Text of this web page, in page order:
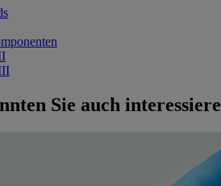
Sie auch